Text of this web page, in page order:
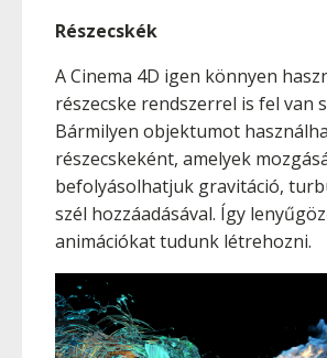
Részecskék
A Cinema 4D igen könnyen
részecske rendszerrel is fel van
Bármilyen objektumot
részecskeként, amelyek
befolyásolhatjuk gravitáció,
szél hozzáadásával. Így
animációkat tudunk létrehozni.